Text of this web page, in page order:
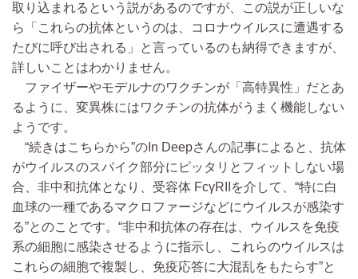
取り込まれるという説があるのですが、この説が正しいな
ら「これらの抗体というのは、コロナウイルスに遭遇する
たびに呼び出される」と言っているのも納得できますが、
詳しいことはわかりません。
ファイザーやモデルナのワクチンが「高特異性」だとあ
るように、変異株にはワクチンの抗体がうまく機能しない
ようです。
“続きはこちらから”のIn Deepさんの記事によると、抗体
がウイルスのスパイク部分にピッタリとフィットしない場
合、非中和抗体となり、受容体 FcγRIIを介して、“特に白
血球の一種であるマクロファージなどにウイルスが感染す
る”とのことです。“非中和抗体の存在は、ウイルスを免疫
系の細胞に感染させるように指示し、これらのウイルスは
これらの細胞で複製し、免疫応答に大混乱をもたらす”と